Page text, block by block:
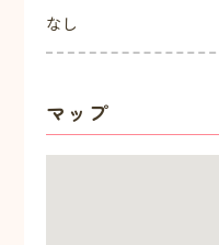
なし
マップ